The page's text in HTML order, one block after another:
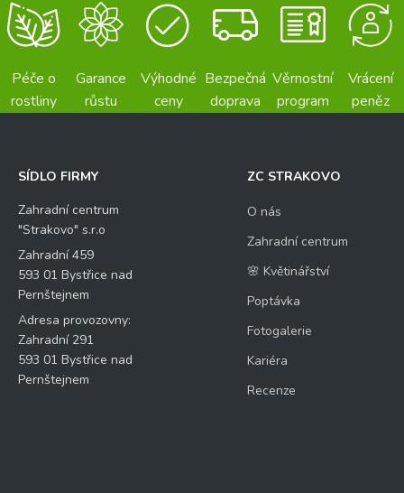
Péče o
rostliny
Garance
růstu
Výhodné
ceny
Bezpečná
doprava
Věrnostní
program
Vrácení
peněz
SÍDLO FIRMY
Zahradní centrum
"Strakovo" s.r.o
Zahradní 459
593 01 Bystřice nad
Pernštejnem
Adresa provozovny:
Zahradní 291
593 01 Bystřice nad
Pernštejnem
ZC STRAKOVO
O nás
Zahradní centrum
🌸 Květinářství
Poptávka
Fotogalerie
Kariéra
Recenze